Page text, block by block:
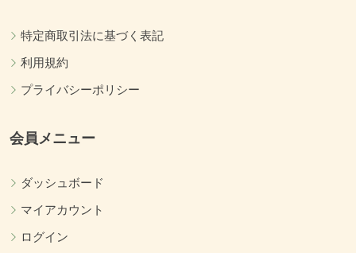
特定商取引法に基づく表記
利用規約
プライバシーポリシー
会員メニュー
ダッシュボード
マイアカウント
ログイン